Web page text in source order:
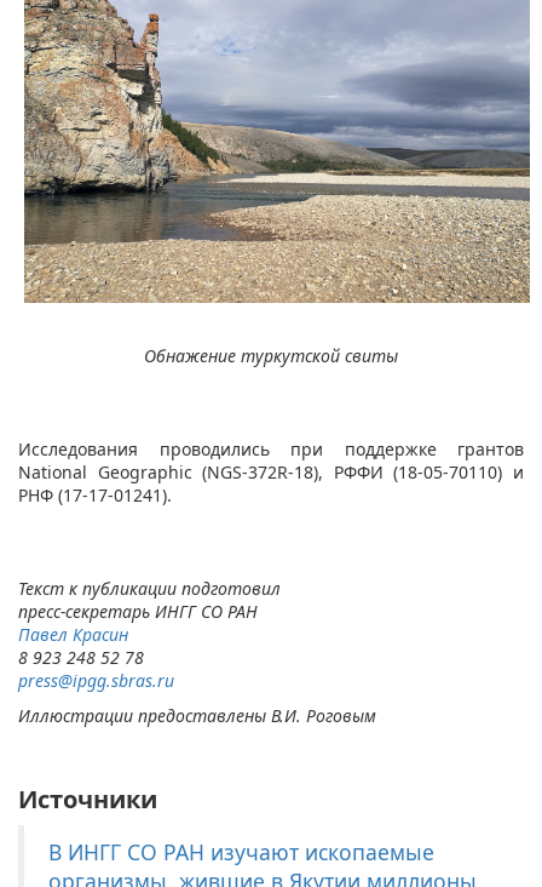
Обнажение туркутской свиты
Исследования проводились при поддержке грантов
National Geographic (NGS-372R-18), РФФИ (18-05-70110) и
РНФ (17-17-01241).
Текст к публикации подготовил
пресс-секретарь ИНГГ СО РАН
Павел Красин​​​​​​
8 923 248 52 78
pr​ess@ipgg.sbras.ru
Иллюстрации предоставлены В.И. Роговым
Источники
В ИНГГ СО РАН изучают ископаемые